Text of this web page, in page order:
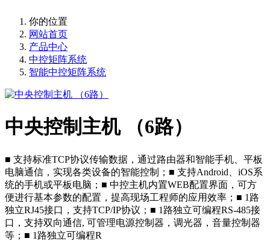
你的位置
网站首页
产品中心
中控矩阵系统
智能中控矩阵系统
中央控制主机 （6路）
■ 支持标准TCP协议传输数据，通过路由器和智能手机、平板
电脑通信，实现各类设备的智能控制；■ 支持Android、iOS系
统的手机或平板电脑；■ 中控主机内置WEB配置界面，可方
便进行基本参数的配置，提高现场工程师的应用效率；■ 1路
独立RJ45接口，支持TCP/IP协议；■ 1路独立可编程RS-485接
口，支持双向通信, 可管理电源控制器，调光器，音量控制器
等；■ 1路独立可编程R